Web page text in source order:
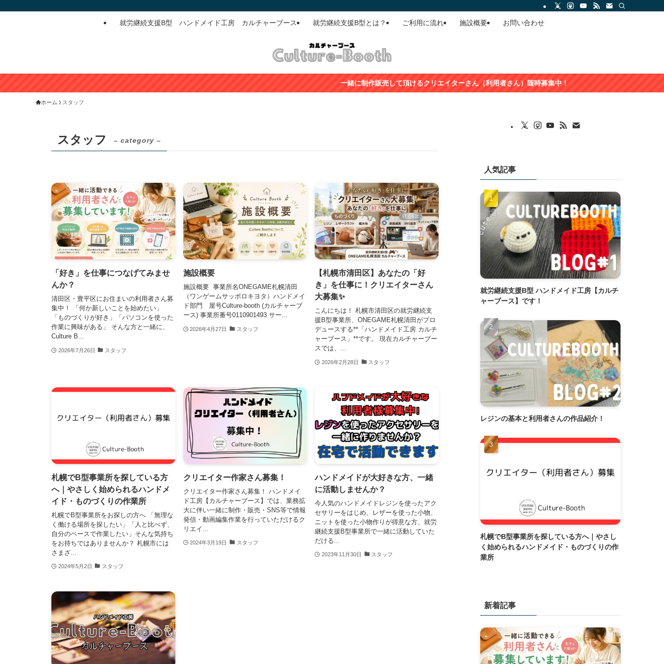
就労継続支援B型 ハンドメイド工房 カルチャーブース 就労継続支援B型とは？ ご利用に流れ 施設概要 お問い合わせ
一緒に制作販売して頂けるクリエイターさん（利用者さん）随時募集中！
ホーム スタッフ
スタッフ – category –
「好き」を仕事につなげてみませ
んか？
清田区・豊平区にお住まいの利用者さん募
集中！ 「何か新しいことを始めたい」
「ものづくりが好き」「パソコンを使った
作業に興味がある」 そんな方と一緒に、
Culture B...
2026年7月26日 スタッフ
施設概要
施設概要 事業所名ONEGAME札幌清田
（ワンゲームサッポロキヨタ）ハンドメイ
ド部門 屋号Culture-booth (カルチャーブ
ース) 事業所番号0110901493 サー...
2026年4月27日 スタッフ
【札幌市清田区】あなたの「好
き」を仕事に！クリエイターさん
大募集✨
こんにちは！ 札幌市清田区の就労継続支
援B型事業所、ONEGAME札幌清田がプロ
デュースする**「ハンドメイド工房 カルチ
ャーブース」**です。 現在カルチャーブー
スでは、...
2026年2月28日 スタッフ
札幌でB型事業所を探している方
へ｜やさしく始められるハンドメ
イド・ものづくりの作業所
札幌でB型事業所をお探しの方へ 「無理な
く働ける場所を探したい」「人と比べず、
自分のペースで作業したい」そんな気持ち
をお持ちではありませんか？ 札幌市には
さまざ...
2024年5月2日 スタッフ
クリエイター作家さん募集！
クリエイター作家さん募集！ ハンドメイ
ド工房【カルチャーブース】では、業務拡
大に伴い一緒に制作・販売・SNS等で情報
発信・動画編集作業を行っていただけるク
リエイ...
2024年3月19日 スタッフ
ハンドメイドが大好きな方、一緒
に活動しませんか？
今人気のハンドメイドレジンを使ったアク
セサリーをはじめ、レザーを使った小物、
ニットを使った小物作りが得意な方、就労
継続支援B型事業所で一緒に活動していた
だける...
2023年11月30日 スタッフ
人気記事
就労継続支援B型 ハンドメイド工房【カルチ
ャーブース】です！
レジンの基本と利用者さんの作品紹介！
札幌でB型事業所を探している方へ｜やさし
く始められるハンドメイド・ものづくりの作
業所
新着記事